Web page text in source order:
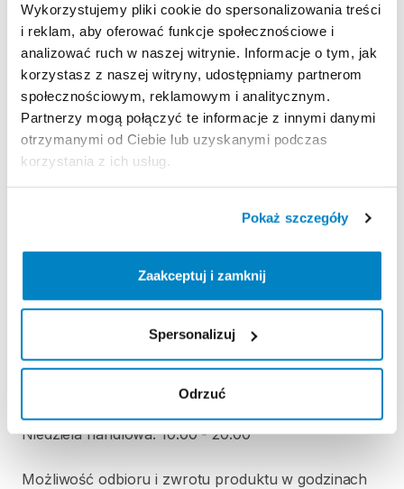
Wykorzystujemy pliki cookie do spersonalizowania treści
i reklam, aby oferować funkcje społecznościowe i
analizować ruch w naszej witrynie. Informacje o tym, jak
korzystasz z naszej witryny, udostępniamy partnerom
społecznościowym, reklamowym i analitycznym.
Partnerzy mogą połączyć te informacje z innymi danymi
otrzymanymi od Ciebie lub uzyskanymi podczas
korzystania z ich usług.
Pokaż szczegóły
Zaakceptuj i zamknij
Spersonalizuj
Odrzuć
REGULAMIN
Regulamin wypożyczalni
KAUCJA
Poniedziałek: 9:00 - 21:00
Środa: 9:00 - 21:00
Czwartek: 9:00 - 21:00
Niedziela handlowa: 10:00 - 20:00
Możliwość odbioru i zwrotu produktu w godzinach